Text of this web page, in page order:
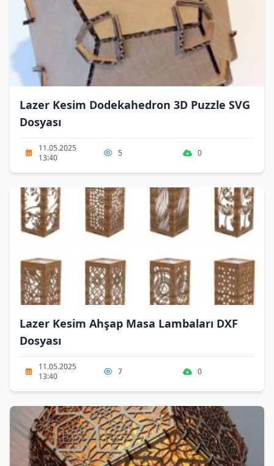
Lazer Kesim Dodekahedron 3D Puzzle SVG
Dosyası
11.05.2025
13:40
5 0
Lazer Kesim Ahşap Masa Lambaları DXF
Dosyası
11.05.2025
13:40
7 0